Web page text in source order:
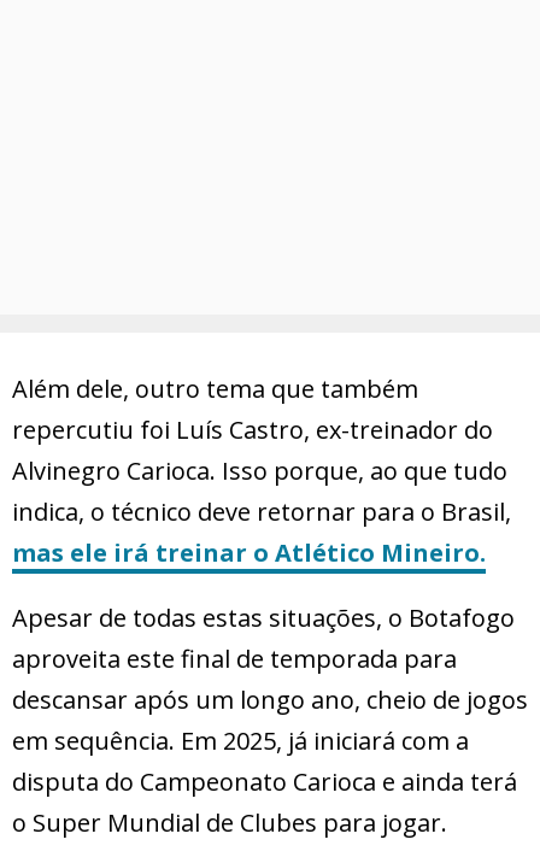
Além dele, outro tema que também
repercutiu foi Luís Castro, ex-treinador do
Alvinegro Carioca. Isso porque, ao que tudo
indica, o técnico deve retornar para o Brasil,
mas ele irá treinar o Atlético Mineiro.
Apesar de todas estas situações, o Botafogo
aproveita este final de temporada para
descansar após um longo ano, cheio de jogos
em sequência. Em 2025, já iniciará com a
disputa do Campeonato Carioca e ainda terá
o Super Mundial de Clubes para jogar.